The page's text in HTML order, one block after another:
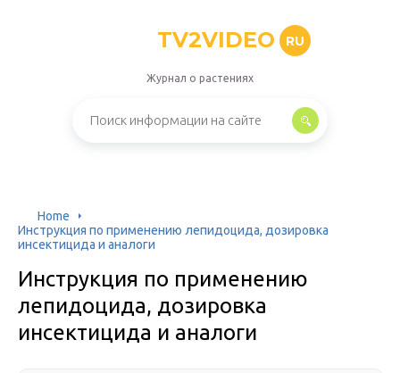
TV2VIDEO RU
Журнал о растениях
Home
Инструкция по применению лепидоцида, дозировка
инсектицида и аналоги
Инструкция по применению
лепидоцида, дозировка
инсектицида и аналоги